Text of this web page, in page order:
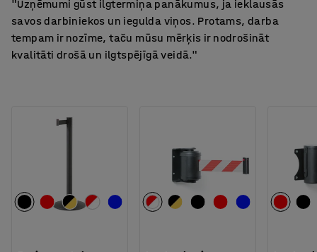
"Uzņēmumi gūst ilgtermiņa panākumus, ja ieklausās
savos darbiniekos un iegulda viņos. Protams, darba
tempam ir nozīme, taču mūsu mērķis ir nodrošināt
kvalitāti drošā un ilgtspējīgā veidā."